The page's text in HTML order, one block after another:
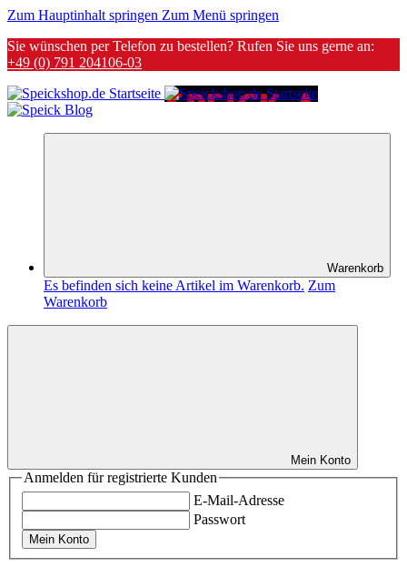
Zum Hauptinhalt springen Zum Menü springen
Sie wünschen per Telefon zu bestellen? Rufen Sie uns gerne an:
+49 (0) 791 204106-03
Warenkorb
Es befinden sich keine Artikel im Warenkorb. Zum
Warenkorb
Mein Konto
Anmelden für registrierte Kunden
E-Mail-Adresse
Passwort
Mein Konto